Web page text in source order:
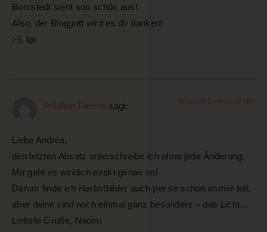
Bornstedt sieht soo schön aus!
Also, der Bloggott wird es dir danken!
;-), lgc
Fräulein Famos sagt: 22/10/2012 um 17:20 Uhr
Liebe Andrea,
den letzten Absatz unterschreibe ich ohne jede Änderung.
Mir geht es wirklich exakt genau so!
Darum finde ich Herbstbilder auch per se schon immer toll,
aber deine sind noch einmal ganz besonders – das Licht…
Liebste Grüße, Naomi